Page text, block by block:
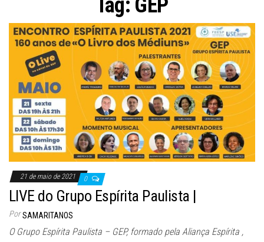
Tag: GEP
21 de maio de 2021 0
LIVE do Grupo Espírita Paulista |
Por SAMARITANOS
O Grupo Espírita Paulista – GEP, formado pela Aliança Espírita ,